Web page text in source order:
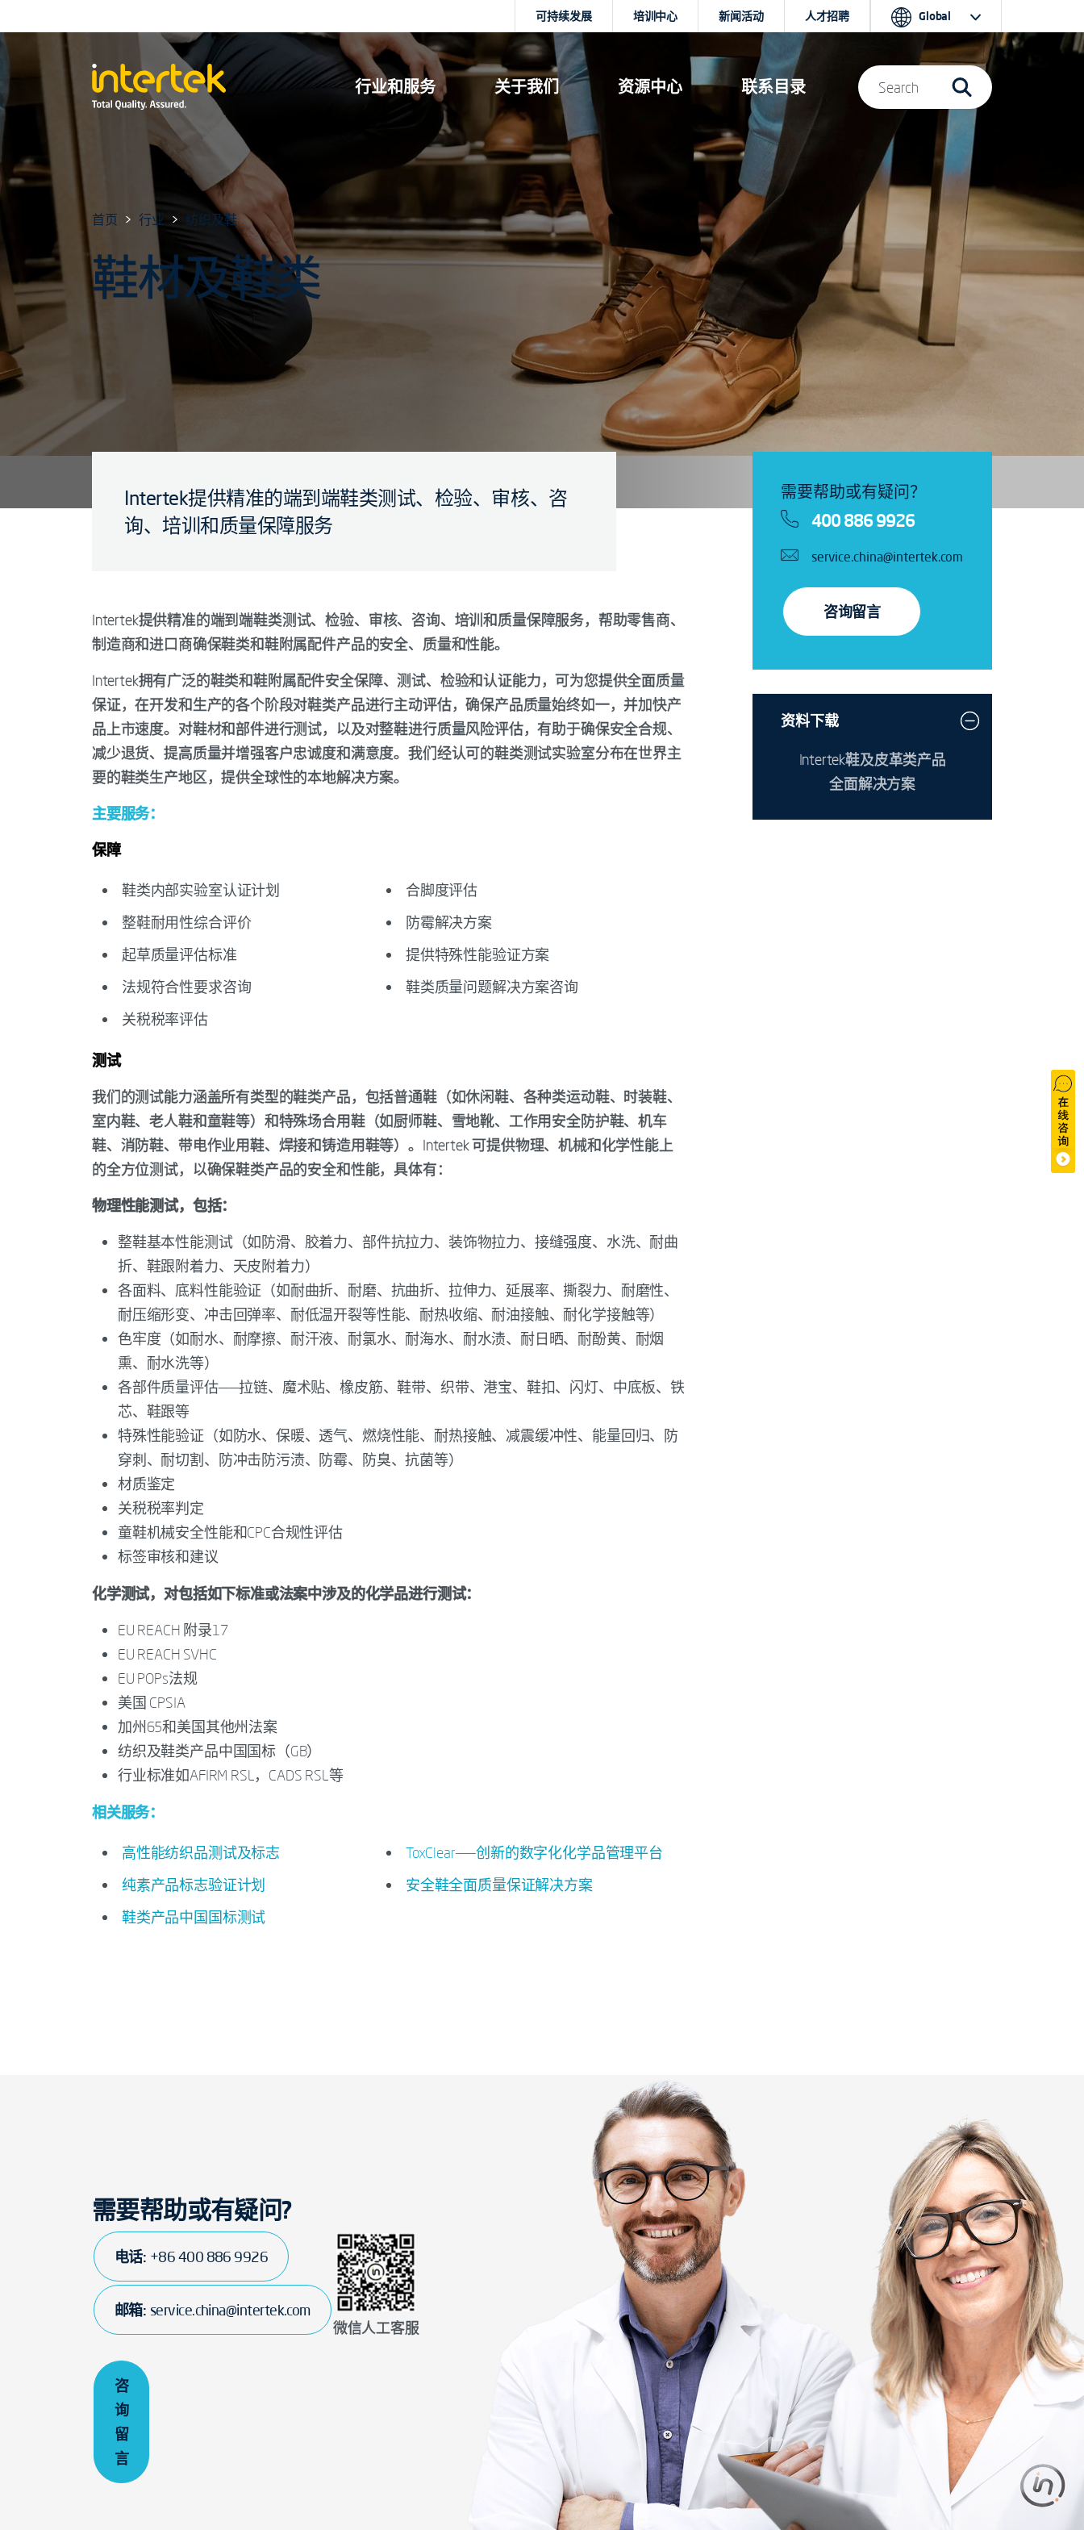
行业和服务 关于我们 资源中心 联系目录
可持续发展 培训中心 新闻活动 人才招聘 Global
Search
首页 行业 纺织及鞋
鞋材及鞋类
Intertek提供精准的端到端鞋类测试、检验、审核、咨
询、培训和质量保障服务
Intertek提供精准的端到端鞋类测试、检验、审核、咨询、培训和质量保障服务，帮助零售商、
制造商和进口商确保鞋类和鞋附属配件产品的安全、质量和性能。
Intertek拥有广泛的鞋类和鞋附属配件安全保障、测试、检验和认证能力，可为您提供全面质量
保证，在开发和生产的各个阶段对鞋类产品进行主动评估，确保产品质量始终如一，并加快产
品上市速度。对鞋材和部件进行测试，以及对整鞋进行质量风险评估，有助于确保安全合规、
减少退货、提高质量并增强客户忠诚度和满意度。我们经认可的鞋类测试实验室分布在世界主
要的鞋类生产地区，提供全球性的本地解决方案。
主要服务：
保障
鞋类内部实验室认证计划
合脚度评估
整鞋耐用性综合评价
防霉解决方案
起草质量评估标准
提供特殊性能验证方案
法规符合性要求咨询
鞋类质量问题解决方案咨询
关税税率评估
测试
我们的测试能力涵盖所有类型的鞋类产品，包括普通鞋（如休闲鞋、各种类运动鞋、时装鞋、
室内鞋、老人鞋和童鞋等）和特殊场合用鞋（如厨师鞋、雪地靴、工作用安全防护鞋、机车
鞋、消防鞋、带电作业用鞋、焊接和铸造用鞋等）。Intertek 可提供物理、机械和化学性能上
的全方位测试，以确保鞋类产品的安全和性能，具体有：
物理性能测试，包括：
整鞋基本性能测试（如防滑、胶着力、部件抗拉力、装饰物拉力、接缝强度、水洗、耐曲
折、鞋跟附着力、天皮附着力）
各面料、底料性能验证（如耐曲折、耐磨、抗曲折、拉伸力、延展率、撕裂力、耐磨性、
耐压缩形变、冲击回弹率、耐低温开裂等性能、耐热收缩、耐油接触、耐化学接触等）
色牢度（如耐水、耐摩擦、耐汗液、耐氯水、耐海水、耐水渍、耐日晒、耐酚黄、耐烟
熏、耐水洗等）
各部件质量评估——拉链、魔术贴、橡皮筋、鞋带、织带、港宝、鞋扣、闪灯、中底板、铁
芯、鞋跟等
特殊性能验证（如防水、保暖、透气、燃烧性能、耐热接触、减震缓冲性、能量回归、防
穿刺、耐切割、防冲击防污渍、防霉、防臭、抗菌等）
材质鉴定
关税税率判定
童鞋机械安全性能和CPC合规性评估
标签审核和建议
化学测试，对包括如下标准或法案中涉及的化学品进行测试：
EU REACH 附录17
EU REACH SVHC
EU POPs法规
美国 CPSIA
加州65和美国其他州法案
纺织及鞋类产品中国国标（GB）
行业标准如AFIRM RSL，CADS RSL等
相关服务：
高性能纺织品测试及标志
ToxClear——创新的数字化化学品管理平台
纯素产品标志验证计划
安全鞋全面质量保证解决方案
鞋类产品中国国标测试
需要帮助或有疑问？
400 886 9926
service.china@intertek.com
咨询留言
资料下载
Intertek鞋及皮革类产品
全面解决方案
需要帮助或有疑问?
电话: +86 400 886 9926
邮箱: service.china@intertek.com
微信人工客服
咨
询
留
言